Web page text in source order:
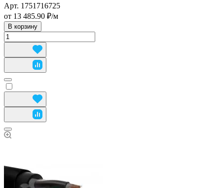
Арт. 1751716725
от 13 485.90 ₽/м
В корзину